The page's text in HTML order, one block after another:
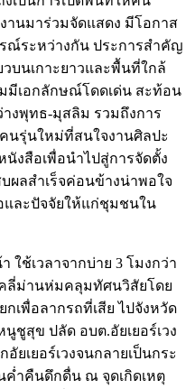
านมาร่วมจัดแสดง มีโอกาส
ณ์ระหว่างกัน ประการสำคัญ
บนเกาะยาวและพื้นที่ใกล้
มีเอกลักษณ์โดดเด่น สะท้อน
งพุทธ-มุสลิม รวมถึงการ
นรุ่นใหม่ที่สนใจงานศิลปะ
งสือเพื่อนำไปสู่การจัดตั้ง
ผลสำเร็จค่อนข้างน่าพอใจ
และปัจจัยให้แก่ชุมชนใน
ใช้เวลาจากบ่าย 3 โมงกว่า
ลี่ม่านห่มคลุมทัศนวิสัยโดย
กเพื่อลากรถที่เสีย ไปจังหวัด
ชูสุข ปลัด อบต.อัยเยอร์เวง
เยอร์เวงจนกลายเป็นกระ
ค่ำคืนดึกดื่น ณ จุดเกิดเหตุ